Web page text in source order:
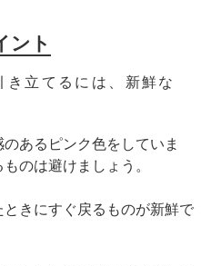
ント
立てるには、新鮮な
あるピンク色をしていま
のは避けましょう。
きにすぐ戻るものが新鮮で